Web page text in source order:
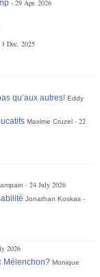
29 Apr. 2026
3 Dec. 2025
qu’aux autres! Eddy
Maxime Cruzel
22
24 July 2026
Jonathan Koskas
2026
Mélenchon? Monique